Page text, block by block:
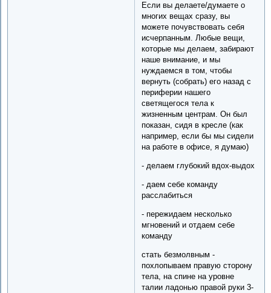
Если вы делаете/думаете о
многих вещах сразу, вы
можете почувствовать себя
исчерпанным. Любые вещи,
которые мы делаем, забирают
наше внимание, и мы
нуждаемся в том, чтобы
вернуть (собрать) его назад с
периферии нашего
светящегося тела к
жизненным центрам. Он был
показан, сидя в кресле (как
например, если бы мы сидели
на работе в офисе, я думаю)
- делаем глубокий вдох-выдох
- даем себе команду
расслабиться
- пережидаем несколько
мгновений и отдаем себе
команду
стать безмолвным -
похлопываем правую сторону
тела, на спине на уровне
талии ладонью правой руки 3-